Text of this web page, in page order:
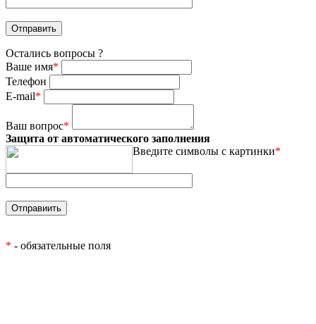
Остались вопросы ?
Ваше имя*
Телефон
E-mail*
Ваш вопрос*
Защита от автоматического заполнения
Введите символы с картинки*
* - обязательные поля